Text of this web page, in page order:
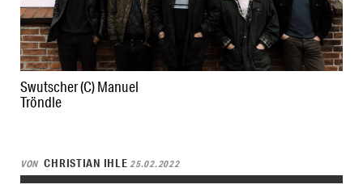
Swutscher (C) Manuel
Tröndle
VON CHRISTIAN IHLE25.02.2022